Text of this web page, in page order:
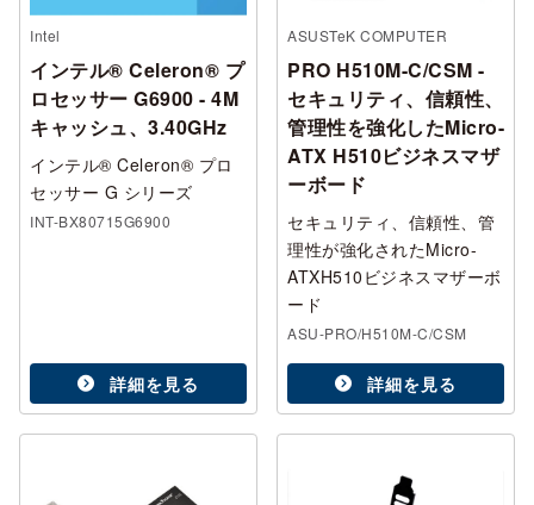
Intel
インテル® Celeron® プ
ロセッサー G6900 - 4M
キャッシュ、3.40GHz
インテル® Celeron® プロ
セッサー G シリーズ
INT-BX80715G6900
詳細を見る
ASUSTeK COMPUTER
PRO H510M-C/CSM -
セキュリティ、信頼性、
管理性を強化したMicro-
ATX H510ビジネスマザ
ーボード
セキュリティ、信頼性、管
理性が強化されたMicro-
ATXH510ビジネスマザーボ
ード
ASU-PRO/H510M-C/CSM
詳細を見る